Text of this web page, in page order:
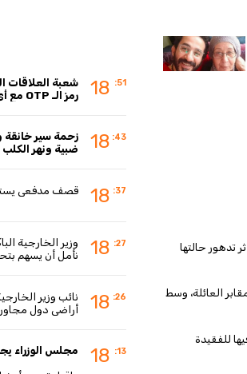
18 :51
شعبة العلاقات
رمز الـ OTP مع أي جهة
18 :43
زحمة سير خانقة
ضبية ونهر
18 :37 قصف مدفعي
18 :27
وزير الخارجية
نأمل أن يسهم
18 :26
نائب وزير
أراضي دول
18 :13
مجلس الوزراء